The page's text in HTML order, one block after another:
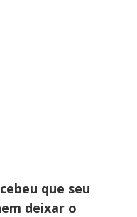
que seu
deixar o